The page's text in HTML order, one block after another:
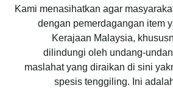
Kami menasihatkan agar
dengan pemerdagangan item
Kerajaan Malaysia,
dilindungi oleh undang-
maslahat yang diraikan di sini
spesis tenggiling. Ini